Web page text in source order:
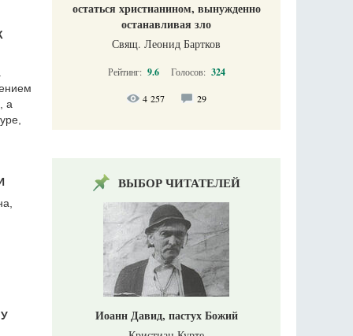
а
остаться христианином, вынужденно
останавливая зло
Свящ. Леонид Бартков
Рейтинг: 9.6 Голосов: 324
4 257 29
ВЫБОР ЧИТАТЕЛЕЙ
Иоанн Давид, пастух Божий